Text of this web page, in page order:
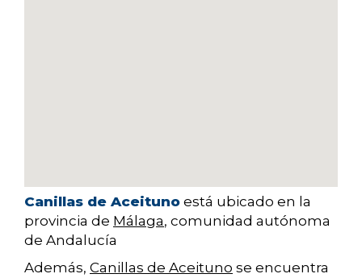
Canillas de Aceituno está ubicado en la
provincia de Málaga, comunidad autónoma
de Andalucía
Además, Canillas de Aceituno se encuentra